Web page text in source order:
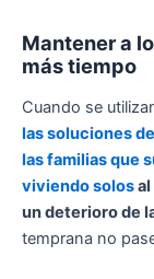
Mantener a
más tiempo
Cuando se
las soluciones
las familias que
viviendo solos
un deterioro de
temprana no